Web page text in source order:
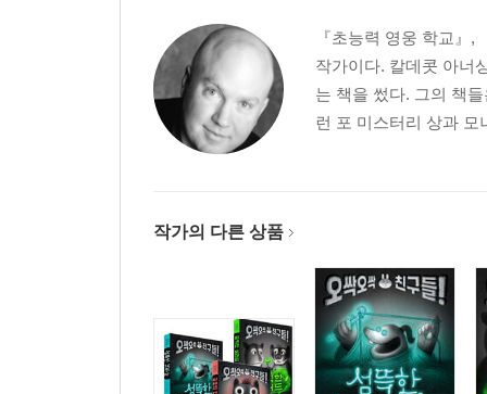
『초능력 영웅 학교』
작가이다. 칼데콧 아너
는 책을 썼다. 그의 책
런 포 미스터리 상과
작가의 다른 상품